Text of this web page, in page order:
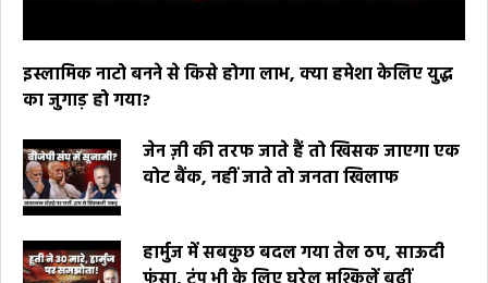
इस्लामिक नाटो बनने से किसे होगा लाभ, क्या हमेशा केलिए युद्ध
का जुगाड़ हो गया?
जेन ज़ी की तरफ जाते हैं तो खिसक जाएगा एक
वोट बैंक, नहीं जाते तो जनता खिलाफ
हार्मुज में सबकुछ बदल गया तेल ठप, साऊदी